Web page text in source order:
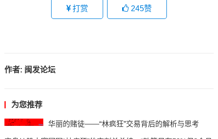
打赏 245赞
作者: 闽发论坛
为您推荐
华丽的赌徒——“林疯狂”交易背后的解析与思考